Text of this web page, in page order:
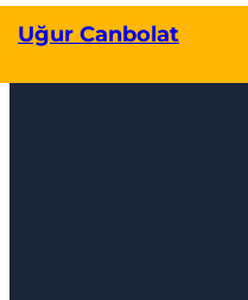
geç
Uğur Canbolat